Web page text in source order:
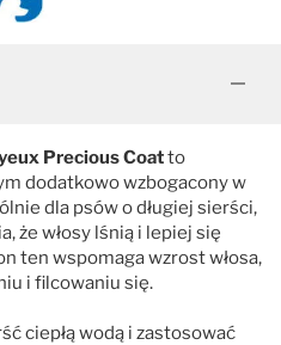
Precious Coatto
dodatkowo wzbogacony w
dla psów o długiej sierści,
że włosy lśnią i lepiej się
ten wspomaga wzrost włosa,
i filcowaniu się.
ciepłą wodą i zastosować